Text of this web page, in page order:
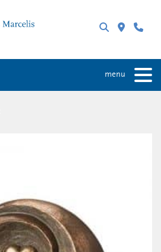
menu